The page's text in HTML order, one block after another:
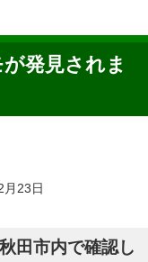
発見されま
23日
田市内で確認し